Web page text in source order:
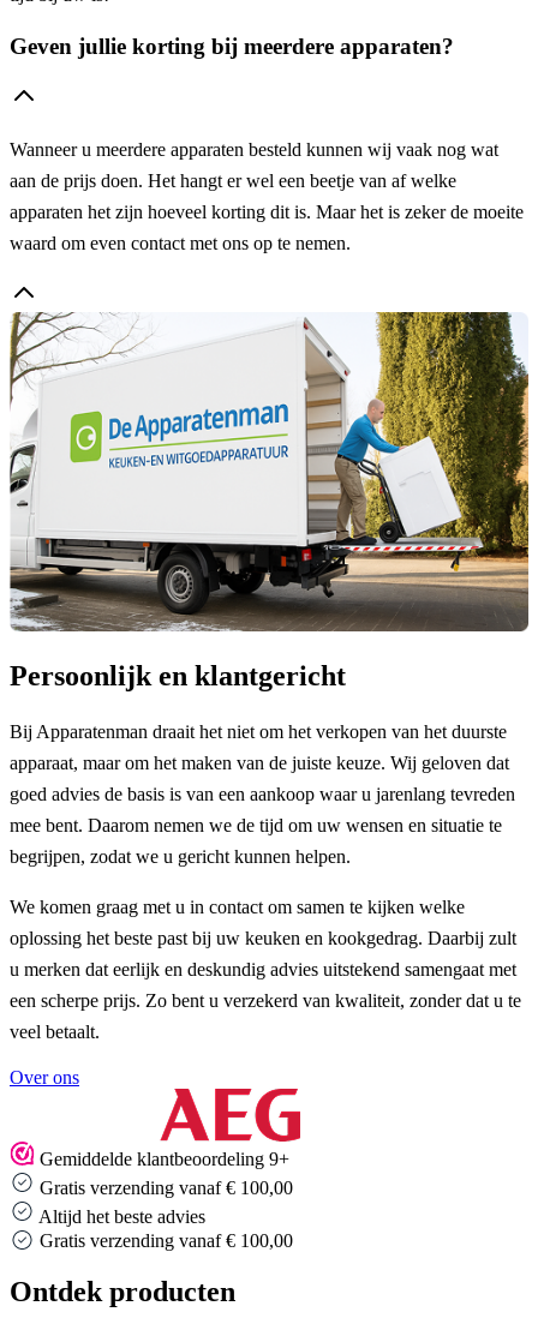
Geven jullie korting bij meerdere apparaten?
Wanneer u meerdere apparaten besteld kunnen wij vaak nog wat
aan de prijs doen. Het hangt er wel een beetje van af welke
apparaten het zijn hoeveel korting dit is. Maar het is zeker de moeite
waard om even contact met ons op te nemen.
Persoonlijk en klantgericht
Bij Apparatenman draait het niet om het verkopen van het duurste
apparaat, maar om het maken van de juiste keuze. Wij geloven dat
goed advies de basis is van een aankoop waar u jarenlang tevreden
mee bent. Daarom nemen we de tijd om uw wensen en situatie te
begrijpen, zodat we u gericht kunnen helpen.
We komen graag met u in contact om samen te kijken welke
oplossing het beste past bij uw keuken en kookgedrag. Daarbij zult
u merken dat eerlijk en deskundig advies uitstekend samengaat met
een scherpe prijs. Zo bent u verzekerd van kwaliteit, zonder dat u te
veel betaalt.
Over ons
Gemiddelde klantbeoordeling 9+
Gratis verzending vanaf € 100,00
Altijd het beste advies
Altijd het beste advies
Ontdek producten